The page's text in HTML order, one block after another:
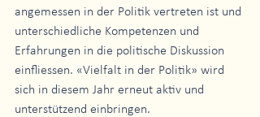
angemessen in der Politik vertreten ist und
unterschiedliche Kompetenzen und
Erfahrungen in die politische Diskussion
einfliessen. «Vielfalt in der Politik» wird
sich in diesem Jahr erneut aktiv und
unterstützend einbringen.